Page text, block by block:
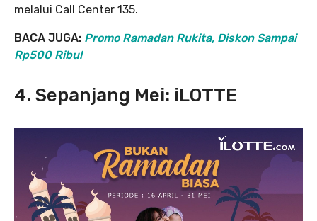
melalui Call Center 135.
BACA JUGA: Promo Ramadan Rukita, Diskon Sampai
Rp500 Ribu!
4. Sepanjang Mei: iLOTTE